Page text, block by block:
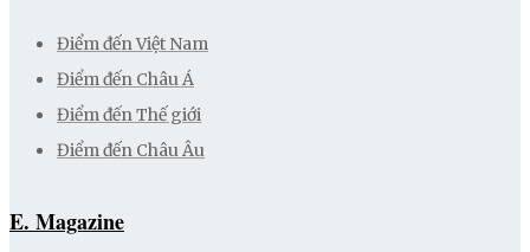
Điểm đến Việt Nam
Điểm đến Châu Á
Điểm đến Thế giới
Điểm đến Châu Âu
E. Magazine